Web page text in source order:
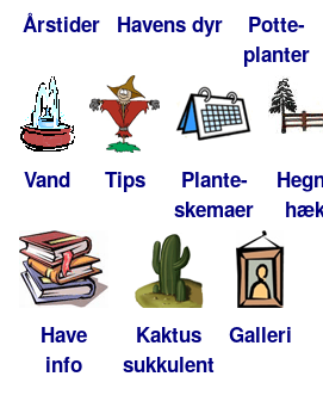
Årstider Havens dyr
Potte-
planter
Vand Tips
Plante-
skemaer
Have
info
Kaktus
sukkulent
Galleri